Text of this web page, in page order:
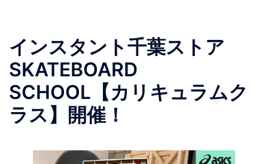
ー
インスタント千葉ストア
SKATEBOARD
SCHOOL【カリキュラムク
ラス】開催！